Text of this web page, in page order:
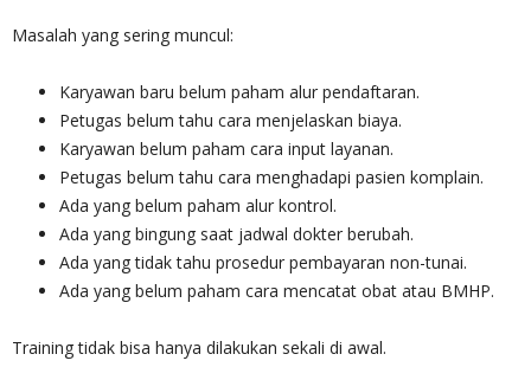
Masalah yang sering muncul:
Karyawan baru belum paham alur pendaftaran.
Petugas belum tahu cara menjelaskan biaya.
Karyawan belum paham cara input layanan.
Petugas belum tahu cara menghadapi pasien komplain.
Ada yang belum paham alur kontrol.
Ada yang bingung saat jadwal dokter berubah.
Ada yang tidak tahu prosedur pembayaran non-tunai.
Ada yang belum paham cara mencatat obat atau BMHP.
Training tidak bisa hanya dilakukan sekali di awal.